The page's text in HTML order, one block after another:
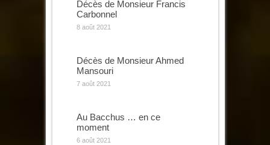
Décès de Monsieur Francis
Carbonnel
8 août 2021
Décès de Monsieur Ahmed
Mansouri
7 août 2021
Au Bacchus … en ce
moment
6 août 2021